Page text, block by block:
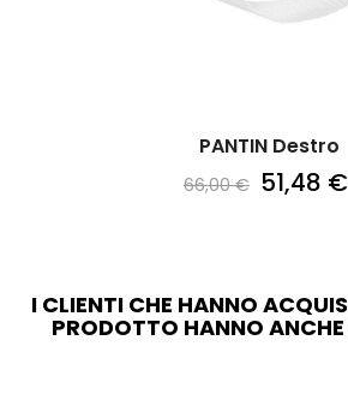
PANTIN Destro
66,00 € 51,48 €
I CLIENTI CHE HANNO
PRODOTTO HANNO